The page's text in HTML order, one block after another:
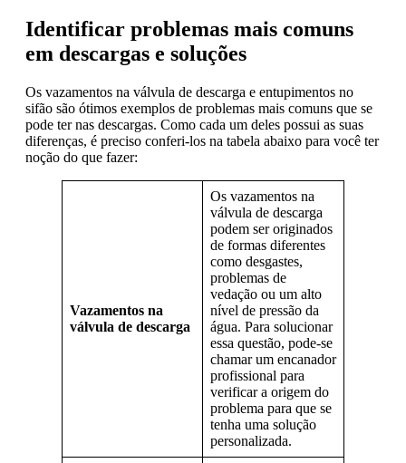
Identificar problemas mais comuns
em descargas e soluções
Os vazamentos na válvula de descarga e entupimentos no
sifão são ótimos exemplos de problemas mais comuns que se
pode ter nas descargas. Como cada um deles possui as suas
diferenças, é preciso conferi-los na tabela abaixo para você ter
noção do que fazer:
Vazamentos na
válvula de descarga
Os vazamentos na
válvula de descarga
podem ser originados
de formas diferentes
como desgastes,
problemas de
vedação ou um alto
nível de pressão da
água. Para solucionar
essa questão, pode-se
chamar um encanador
profissional para
verificar a origem do
problema para que se
tenha uma solução
personalizada.